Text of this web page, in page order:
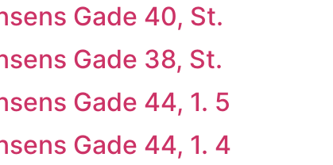
Gade 40, St.
Gade 38, St.
Gade 44, 1. 5
Gade 44, 1. 4